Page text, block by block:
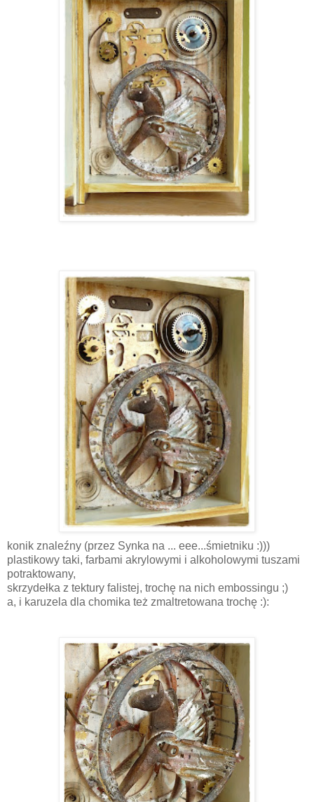
konik znaleźny (przez Synka na ... eee...śmietniku :)))
plastikowy taki, farbami akrylowymi i alkoholowymi tuszami
potraktowany,
skrzydełka z tektury falistej, trochę na nich embossingu ;)
a, i karuzela dla chomika też zmaltretowana trochę :):